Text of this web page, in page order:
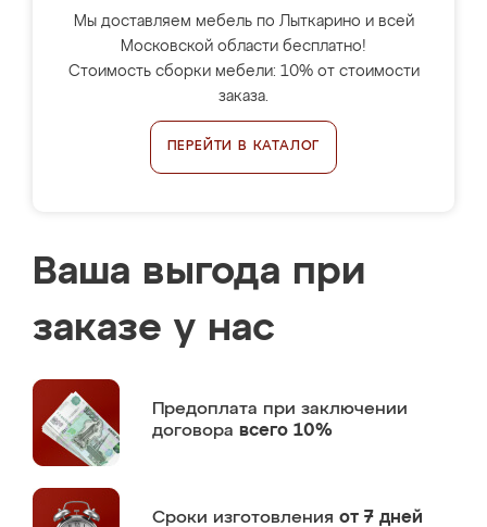
Мы доставляем мебель по Лыткарино и всей
Московской области бесплатно!
Стоимость сборки мебели: 10% от стоимости
заказа.
ПЕРЕЙТИ В КАТАЛОГ
Ваша выгода при
заказе у нас
Предоплата при заключении
договора всего 10%
Сроки изготовления от 7 дней